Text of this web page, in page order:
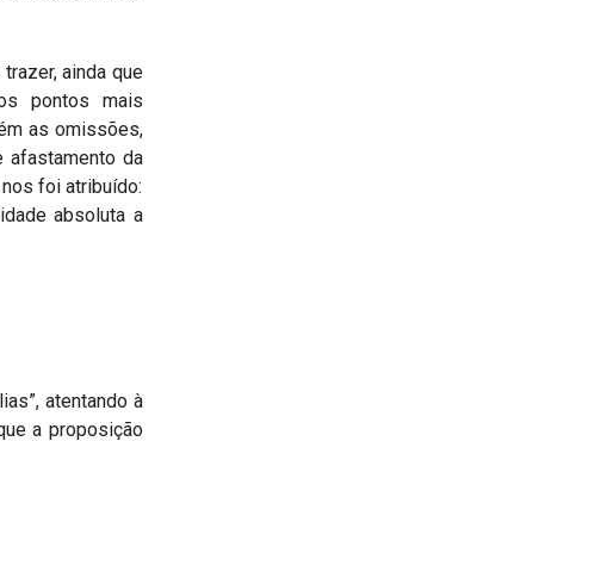
ainda que
pontos mais
as omissões,
afastamento da
foi atribuído:
absoluta a
atentando à
a proposição